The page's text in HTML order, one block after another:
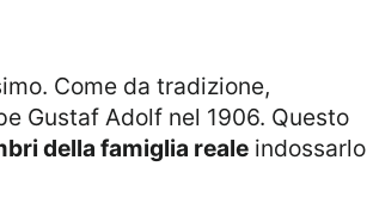
Come da tradizione,
Gustaf Adolf nel 1906. Questo
della famiglia realeindossarlo